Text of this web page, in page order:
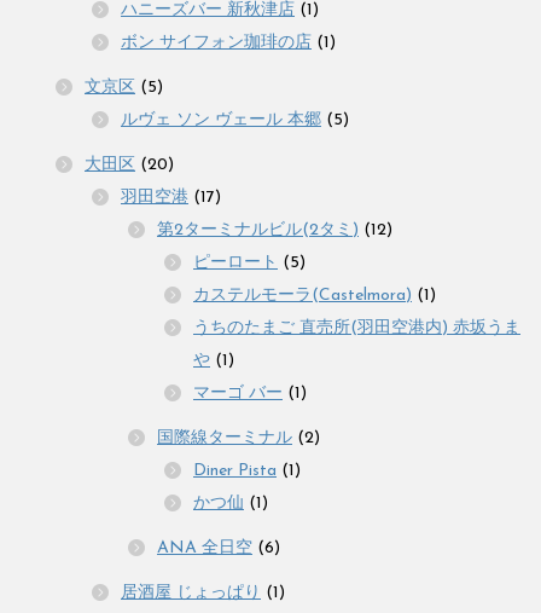
ハニーズバー 新秋津店 (1)
ボン サイフォン珈琲の店 (1)
文京区 (5)
ルヴェ ソン ヴェール 本郷 (5)
大田区 (20)
羽田空港 (17)
第2ターミナルビル(2タミ) (12)
ピーロート (5)
カステルモーラ(Castelmora) (1)
うちのたまご 直売所(羽田空港内) 赤坂うま
や (1)
マーゴ バー (1)
国際線ターミナル (2)
Diner Pista (1)
かつ仙 (1)
ANA 全日空 (6)
居酒屋 じょっぱり (1)